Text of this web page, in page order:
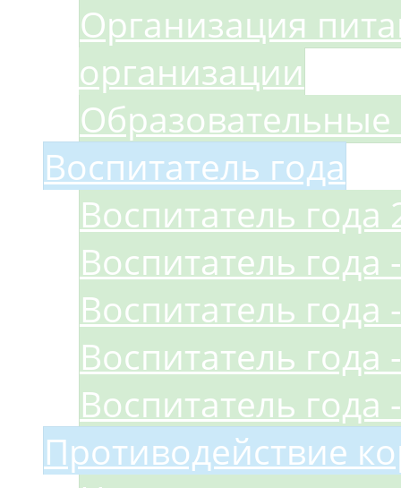
Организация
организации
Образовательные
Воспитатель года
Воспитатель года
Воспитатель года
Воспитатель года
Воспитатель года
Воспитатель года
Противодействие